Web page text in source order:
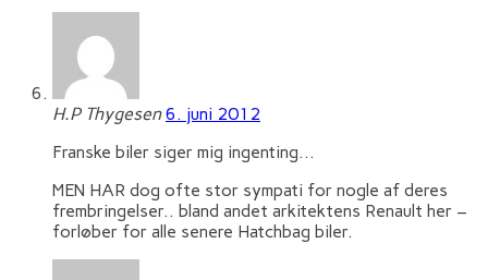
H.P Thygesen 6. juni 2012
Franske biler siger mig ingenting…
MEN HAR dog ofte stor sympati for nogle af deres
frembringelser.. bland andet arkitektens Renault her –
forløber for alle senere Hatchbag biler.